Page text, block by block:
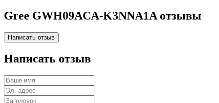
Gree GWH09ACA-K3NNA1A отзывы
Написать отзыв